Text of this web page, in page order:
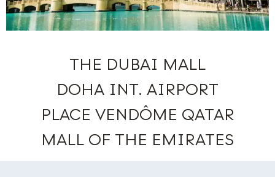
THE DUBAI MALL
DOHA INT. AIRPORT
PLACE VENDÔME QATAR
MALL OF THE EMIRATES